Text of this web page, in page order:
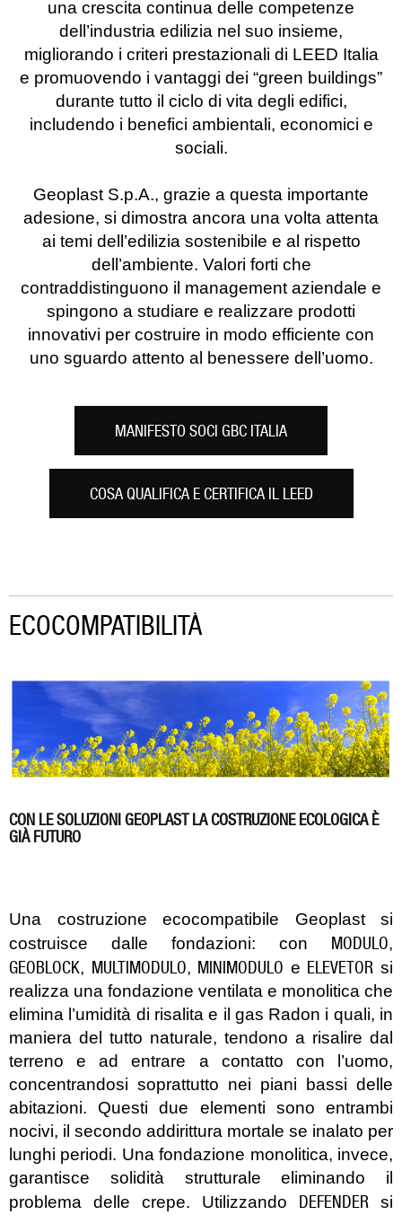
una crescita continua delle competenze
dell’industria edilizia nel suo insieme,
migliorando i criteri prestazionali di LEED Italia
e promuovendo i vantaggi dei “green buildings”
durante tutto il ciclo di vita degli edifici,
includendo i benefici ambientali, economici e
sociali.
Geoplast S.p.A., grazie a questa importante
adesione, si dimostra ancora una volta attenta
ai temi dell’edilizia sostenibile e al rispetto
dell’ambiente. Valori forti che
contraddistinguono il management aziendale e
spingono a studiare e realizzare prodotti
innovativi per costruire in modo efficiente con
uno sguardo attento al benessere dell’uomo.
MANIFESTO SOCI GBC ITALIA
COSA QUALIFICA E CERTIFICA IL LEED
ECOCOMPATIBILITÀ
CON LE SOLUZIONI GEOPLAST LA COSTRUZIONE ECOLOGICA È
GIÀ FUTURO
Una costruzione ecocompatibile Geoplast si
costruisce dalle fondazioni: con MODULO,
GEOBLOCK, MULTIMODULO, MINIMODULO e ELEVETOR si
realizza una fondazione ventilata e monolitica che
elimina l’umidità di risalita e il gas Radon i quali, in
maniera del tutto naturale, tendono a risalire dal
terreno e ad entrare a contatto con l’uomo,
concentrandosi soprattutto nei piani bassi delle
abitazioni. Questi due elementi sono entrambi
nocivi, il secondo addirittura mortale se inalato per
lunghi periodi. Una fondazione monolitica, invece,
garantisce solidità strutturale eliminando il
problema delle crepe. Utilizzando DEFENDER si